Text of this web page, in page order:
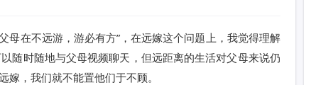
母在不远游，游必有方”，在远嫁这个问题上，我觉得理解
随时随地与父母视频聊天，但远距离的生活对父母来说仍
，我们就不能置他们于不顾。